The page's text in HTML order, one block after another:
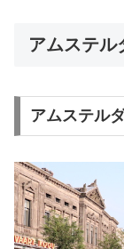
アムステル
アムステル